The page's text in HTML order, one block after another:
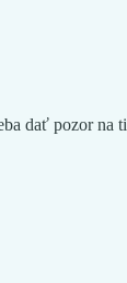
dať pozor na